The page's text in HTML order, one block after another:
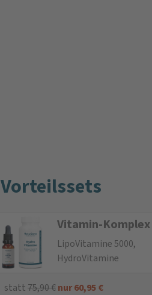
Vorteilssets
Vitamin-Komplex
LipoVitamine 5000,
HydroVitamine
statt75,90€nur60,95€